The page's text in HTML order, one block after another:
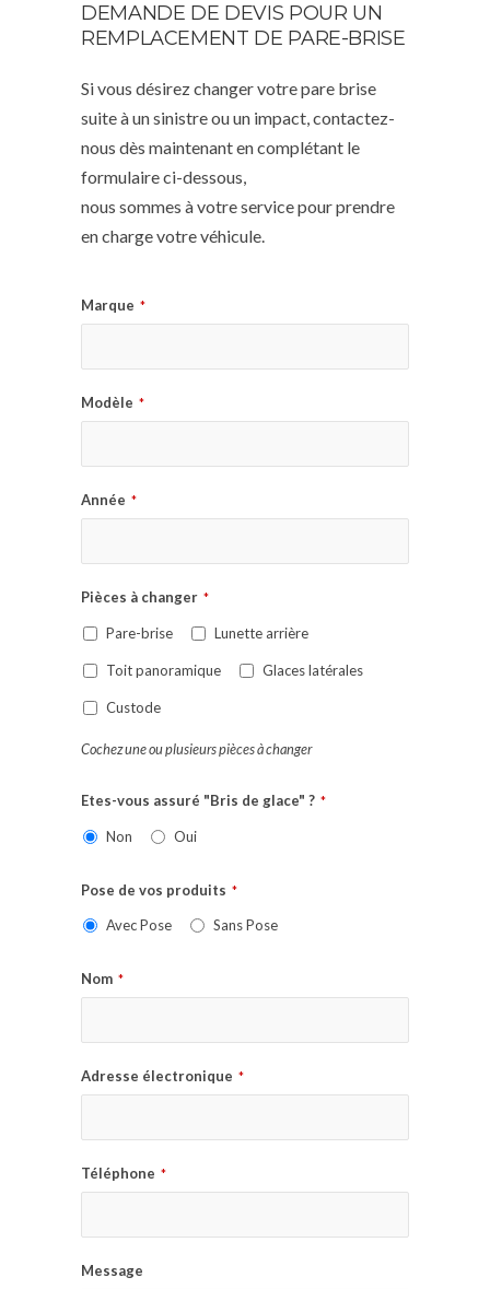
DEMANDE DE DEVIS POUR UN
REMPLACEMENT DE PARE-BRISE
Si vous désirez changer votre pare brise
suite à un sinistre ou un impact, contactez-
nous dès maintenant en complétant le
formulaire ci-dessous,
nous sommes à votre service pour prendre
en charge votre véhicule.
Marque *
Modèle *
Année *
Pièces à changer *
Pare-brise Lunette arrière
Toit panoramique Glaces latérales
Custode
Cochez une ou plusieurs pièces à changer
Etes-vous assuré "Bris de glace" ? *
Non Oui
Pose de vos produits *
Avec Pose Sans Pose
Nom *
Adresse électronique *
Téléphone *
Message